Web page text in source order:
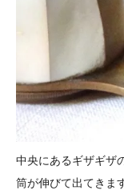
中央にあるギザギザ
筒が伸びて出てきま